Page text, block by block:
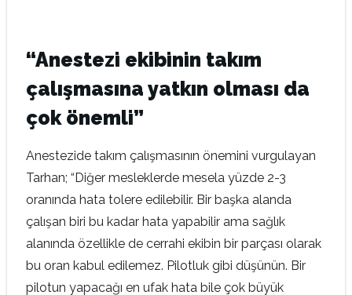
“Anestezi ekibinin takım
çalışmasına yatkın olması da
çok önemli”
Anestezide takım çalışmasının önemini vurgulayan
Tarhan; “Diğer mesleklerde mesela yüzde 2-3
oranında hata tolere edilebilir. Bir başka alanda
çalışan biri bu kadar hata yapabilir ama sağlık
alanında özellikle de cerrahi ekibin bir parçası olarak
bu oran kabul edilemez. Pilotluk gibi düşünün. Bir
pilotun yapacağı en ufak hata bile çok büyük